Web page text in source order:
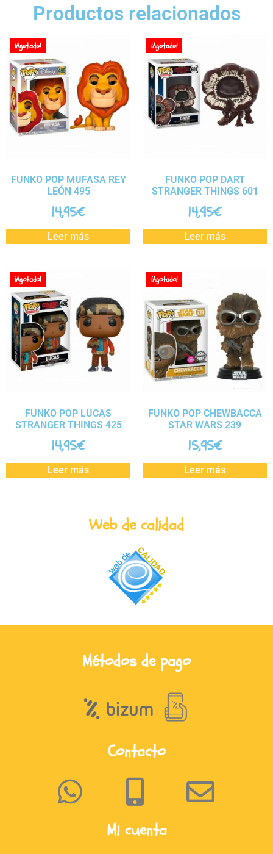
Productos relacionados
¡Agotado!
FUNKO POP MUFASA REY
LEÓN 495
14,95€
Leer más
¡Agotado!
FUNKO POP DART
STRANGER THINGS 601
14,95€
Leer más
¡Agotado!
FUNKO POP LUCAS
STRANGER THINGS 425
14,95€
Leer más
¡Agotado!
FUNKO POP CHEWBACCA
STAR WARS 239
15,95€
Leer más
Web de calidad
Métodos de pago
Contacto
Mi cuenta